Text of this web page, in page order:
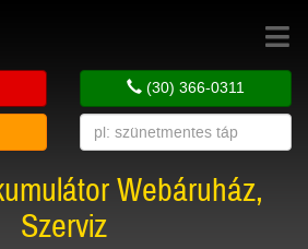
Toggle
(30) 366-0311
Webáruház,
Szerviz